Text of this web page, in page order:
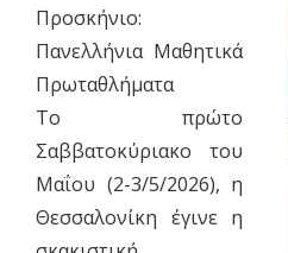
Προσκήνιο:
Πανελλήνια Μαθητικά
Πρωταθλήματα
​Το πρώτο
Σαββατοκύριακο του
Μαΐου (2-3/5/2026), η
Θεσσαλονίκη έγινε η